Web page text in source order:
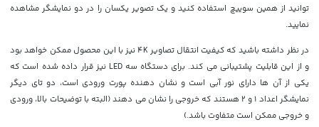
توانید از همین سوییچ استفاده کنید و یک تصویر یکسان را در دو نمایشگر مشاهده
نمایید.
در نظر داشته باشید که کیفیت انتقال تصاویر 4K نیز با این محصول ممکن خواهد بود
و از این قابلیت پشتیبانی می کند. برای دستگاه سه LED نیز قرار داده شده است که
یکی از آن ها دارای نور آبی است و نشان دهنده پورت ورودی است، دو تای دیگر
نمایشگر اعداد 1 و 2 هستند که خروجی را نشان می دهند (البته با توضیحات بالا، ورودی
و خروجی ممکن است متفاوت باشد.)